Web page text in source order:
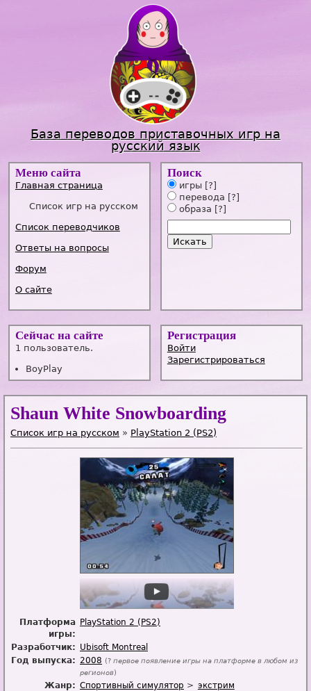
Jump to navigation
База переводов приставочных игр на
русский язык
Меню сайта
Главная страница
Список игр на русском
Список переводчиков
Ответы на вопросы
Форум
О сайте
Поиск
игры [?]
перевода [?]
образа [?]
Сейчас на сайте
1 пользователь.
BoyPlay
Регистрация
Войти
Зарегистрироваться
Shaun White Snowboarding
Список игр на русском » PlayStation 2 (PS2)
Платформа
игры:
PlayStation 2 (PS2)
Разработчик: Ubisoft Montreal
Год выпуска: 2008 (? первое появление игры на платформе в любом из
регионов)
Жанр: Спортивный симулятор
экстрим